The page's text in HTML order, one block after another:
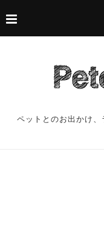
ペットとのお出かけ